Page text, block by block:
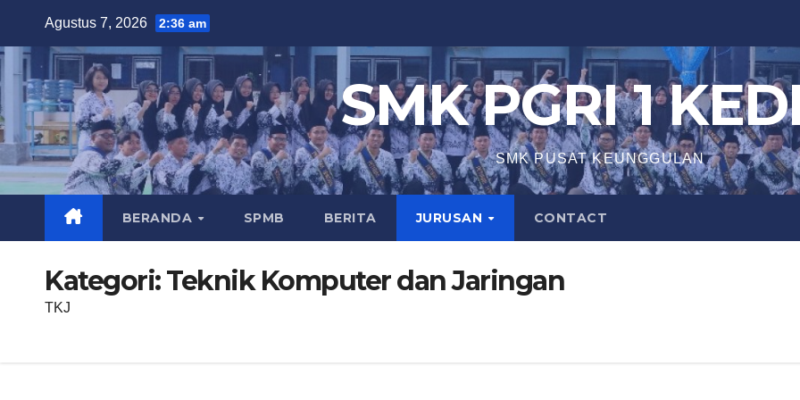
content
Agustus 7, 2026 2:36 am
SMK PGRI 1
SMK PUSAT KEUNGGULAN
BERANDA SPMB BERITA JURUSAN CONTACT
Kategori:Teknik Komputer dan Jaringan
TKJ